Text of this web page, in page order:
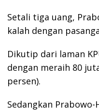
Setali tiga uang,
kalah dengan
Dikutip dari laman
dengan meraih 80
persen).
Sedangkan Prabowo-